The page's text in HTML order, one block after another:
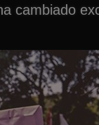
cambiado